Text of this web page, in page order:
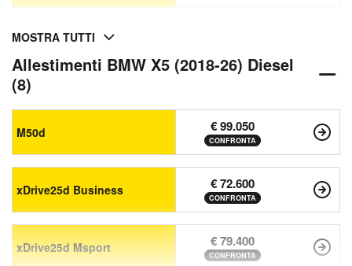
MOSTRA TUTTI
Allestimenti BMW X5 (2018-26) Diesel
(8)
M50d € 99.050
CONFRONTA
xDrive25d Business € 72.600
CONFRONTA
xDrive25d Msport € 79.400
CONFRONTA